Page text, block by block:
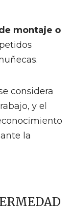
montaje o
considera
y el
la